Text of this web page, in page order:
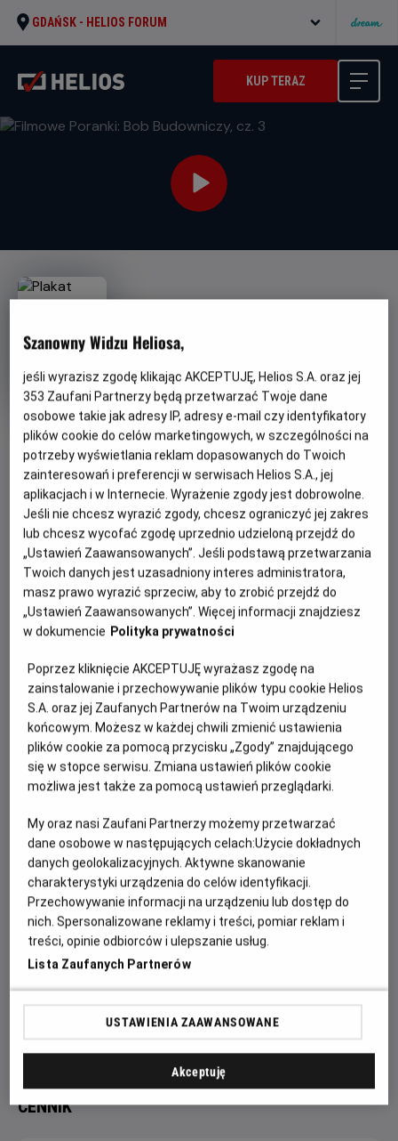
GDAŃSK - HELIOS FORUM
KUP TERAZ
OBSERWUJ
Filmowe Poranki: Bob
Budowniczy, cz. 3
Gatunek
Animowany
Czas
trwania
85 min
OPIS WYDARZENIA
Zapraszamy na kolejną porcję filmowych niespodzianek w
nowej odsłonie -Filmowe Poranki: Bob Budowniczy, cz.
, w niedzielę19 lipca o godzinie 10:30.
Zaprezentujemy zestaw bajek:
Ważne zadanie Filipa
Dom na kółkach
Niespodzianka dla Marty
Lodowate miasteczko
Superkoparka
Czas trwania pokazów: 55 minut
Bob Budowniczy to animowany serial dla dzieci. Jego akcja
toczy się na placu budowy. Główne postacie serialu to Bob
Budowniczy oraz jego przyjaciele: koparka, betoniarka,
buldożer, walec i dźwig. Bohaterowie: ludzie i maszyny –
darzą się wzajemnym szacunkiem udowadniając, że
współpraca i pozytywne podejście pozwalają rozwiązać
każdy problem.
Projekcję Filmowych Poranków poprzedzają konkursy
i zabawy na sali kinowej.
Więcej aktualności, konkursów i relacji fotograficznych
dostępnych jest na profilu FB Helios Dla Dzieci.
CENNIK
Szanowny Widzu Heliosa,
jeśli wyrazisz zgodę klikając AKCEPTUJĘ, Helios S.A. oraz jej
353 Zaufani Partnerzy będą przetwarzać Twoje dane
osobowe takie jak adresy IP, adresy e-mail czy identyfikatory
plików cookie do celów marketingowych, w szczególności na
potrzeby wyświetlania reklam dopasowanych do Twoich
zainteresowań i preferencji w serwisach Helios S.A., jej
aplikacjach i w Internecie. Wyrażenie zgody jest dobrowolne.
Jeśli nie chcesz wyrazić zgody, chcesz ograniczyć jej zakres
lub chcesz wycofać zgodę uprzednio udzieloną przejdź do
„Ustawień Zaawansowanych”. Jeśli podstawą przetwarzania
Twoich danych jest uzasadniony interes administratora,
masz prawo wyrazić sprzeciw, aby to zrobić przejdź do
„Ustawień Zaawansowanych”. Więcej informacji znajdziesz
w dokumencie Polityka prywatności
Poprzez kliknięcie AKCEPTUJĘ wyrażasz zgodę na
zainstalowanie i przechowywanie plików typu cookie Helios
S.A. oraz jej Zaufanych Partnerów na Twoim urządzeniu
końcowym. Możesz w każdej chwili zmienić ustawienia
plików cookie za pomocą przycisku „Zgody” znajdującego
się w stopce serwisu. Zmiana ustawień plików cookie
możliwa jest także za pomocą ustawień przeglądarki.
My oraz nasi Zaufani Partnerzy możemy przetwarzać
dane osobowe w następujących celach:Użycie dokładnych
danych geolokalizacyjnych. Aktywne skanowanie
charakterystyki urządzenia do celów identyfikacji.
Przechowywanie informacji na urządzeniu lub dostęp do
nich. Spersonalizowane reklamy i treści, pomiar reklam i
treści, opinie odbiorców i ulepszanie usług.
Lista Zaufanych Partnerów
USTAWIENIA ZAAWANSOWANE
Akceptuję